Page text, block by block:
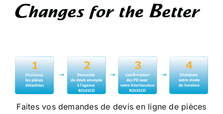
Faites vos demandes de devis en ligne de pièces